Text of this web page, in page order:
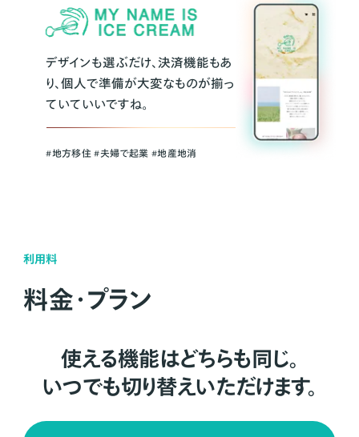
デザインも選ぶだけ、決済機能もあ
り、個人で準備が大変なものが揃っ
ていていいですね。
#地方移住 #夫婦で起業 #地産地消
利用料
料金・プラン
使える機能はどちらも同じ。
いつでも切り替えいただけます。